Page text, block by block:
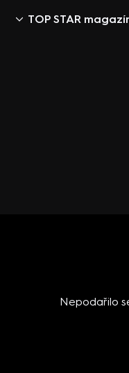
TOP STAR
Nepodařilo